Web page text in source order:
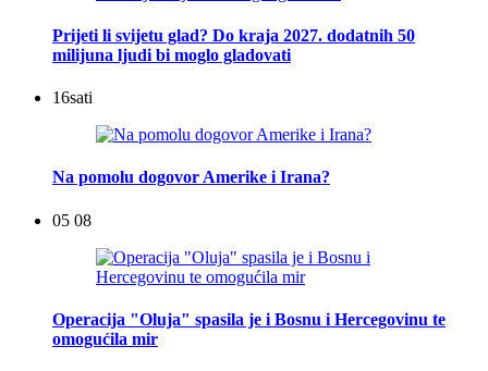
Prijeti li svijetu glad? Do kraja 2027. dodatnih 50
milijuna ljudi bi moglo gladovati
16sati
Na pomolu dogovor Amerike i Irana?
05 08
Operacija "Oluja" spasila je i Bosnu i Hercegovinu te
omogućila mir